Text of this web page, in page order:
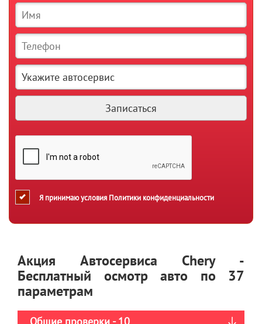
Я принимаю условия Политики конфиденциальности
Акция Автосервиса Chery -
Бесплатный осмотр авто по 37
параметрам